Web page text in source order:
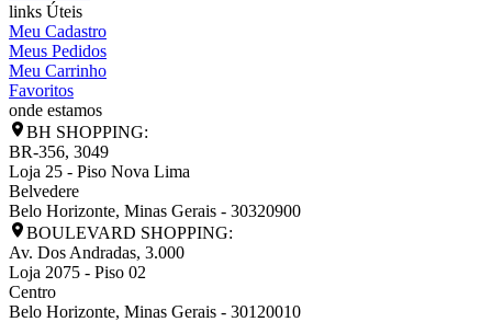
links Úteis
Meu Cadastro
Meus Pedidos
Meu Carrinho
Favoritos
onde estamos
BH SHOPPING:
BR-356, 3049
Loja 25 - Piso Nova Lima
Belvedere
Belo Horizonte, Minas Gerais - 30320900
BOULEVARD SHOPPING:
Av. Dos Andradas, 3.000
Loja 2075 - Piso 02
Centro
Belo Horizonte, Minas Gerais - 30120010